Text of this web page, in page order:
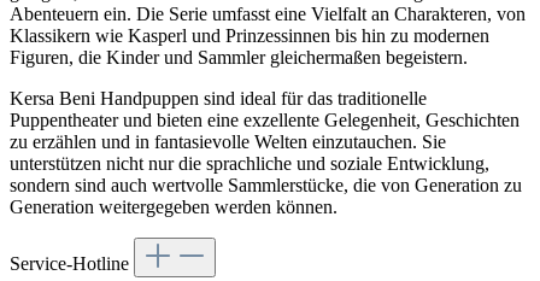
Abenteuern ein. Die Serie umfasst eine Vielfalt an Charakteren, von
Klassikern wie Kasperl und Prinzessinnen bis hin zu modernen
Figuren, die Kinder und Sammler gleichermaßen begeistern.
Kersa Beni Handpuppen sind ideal für das traditionelle
Puppentheater und bieten eine exzellente Gelegenheit, Geschichten
zu erzählen und in fantasievolle Welten einzutauchen. Sie
unterstützen nicht nur die sprachliche und soziale Entwicklung,
sondern sind auch wertvolle Sammlerstücke, die von Generation zu
Generation weitergegeben werden können.
Service-Hotline